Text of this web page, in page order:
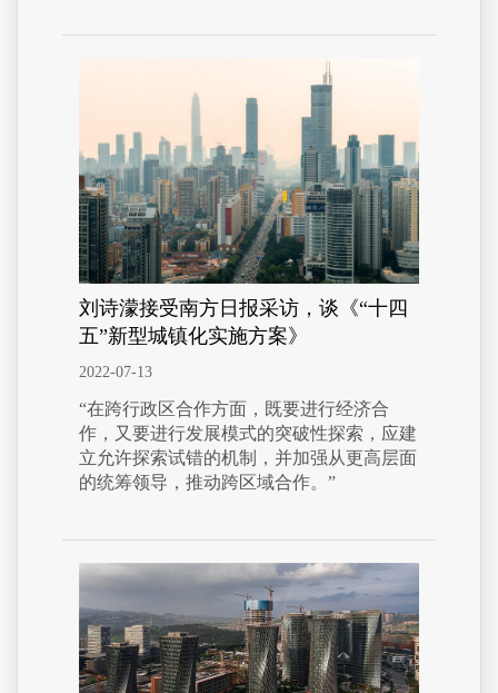
刘诗濛接受南方日报采访，谈《“十四
五”新型城镇化实施方案》
2022-07-13
“在跨行政区合作方面，既要进行经济合
作，又要进行发展模式的突破性探索，应建
立允许探索试错的机制，并加强从更高层面
的统筹领导，推动跨区域合作。”